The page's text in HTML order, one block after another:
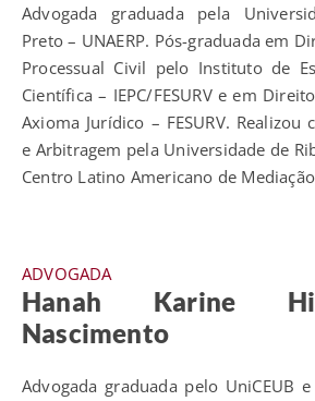
Advogada graduada pela
Preto – UNAERP. Pós-graduada em
Processual Civil pelo Instituto de
Científica – IEPC/FESURV e em
Axioma Jurídico – FESURV. Realizou
e Arbitragem pela Universidade de
Centro Latino Americano de
ADVOGADA
Hanah Karine
Nascimento
Advogada graduada pelo UniCEUB